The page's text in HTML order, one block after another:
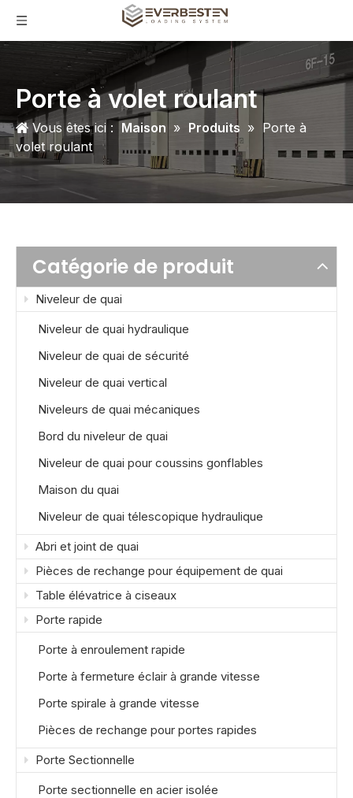
Porte à volet roulant
Vous êtes ici : Maison » Produits » Porte à
volet roulant
Catégorie de produit
Niveleur de quai
Niveleur de quai hydraulique
Niveleur de quai de sécurité
Niveleur de quai vertical
Niveleurs de quai mécaniques
Bord du niveleur de quai
Niveleur de quai pour coussins gonflables
Maison du quai
Niveleur de quai télescopique hydraulique
Abri et joint de quai
Pièces de rechange pour équipement de quai
Table élévatrice à ciseaux
Porte rapide
Porte à enroulement rapide
Porte à fermeture éclair à grande vitesse
Porte spirale à grande vitesse
Pièces de rechange pour portes rapides
Porte Sectionnelle
Porte sectionnelle en acier isolée